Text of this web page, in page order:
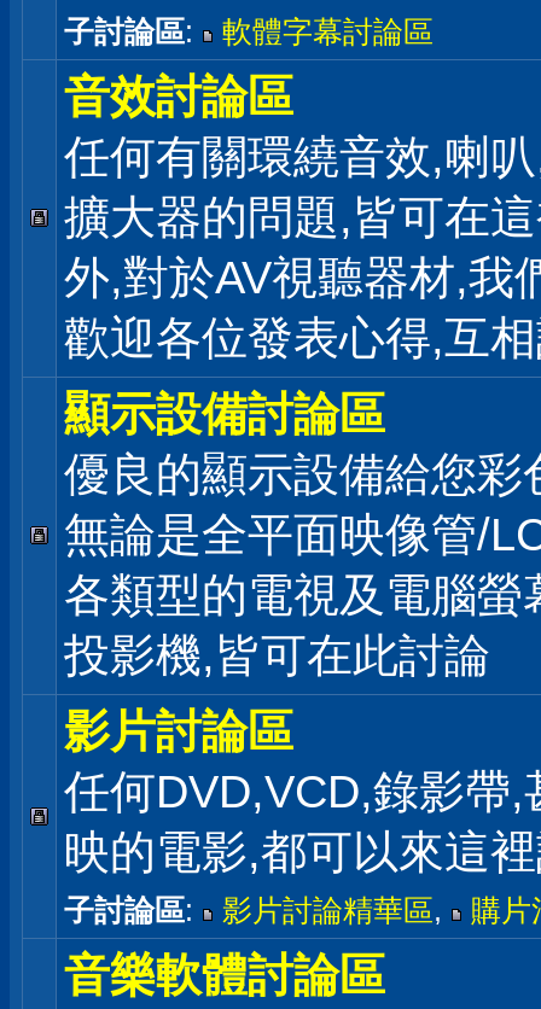
子討論區: 軟體字幕討論區
音效討論區
任何有關環繞音效,喇
擴大器的問題,皆可在
外,對於AV視聽器材,我
歡迎各位發表心得,互
顯示設備討論區
優良的顯示設備給您彩
無論是全平面映像管/
各類型的電視及電腦螢
投影機,皆可在此討論
影片討論區
任何DVD,VCD,錄影帶,
映的電影,都可以來這
子討論區: 影片討論精華區, 購片
音樂軟體討論區